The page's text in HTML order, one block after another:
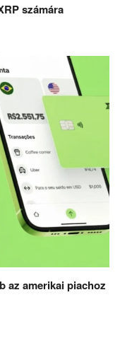
számára
az amerikai piachoz